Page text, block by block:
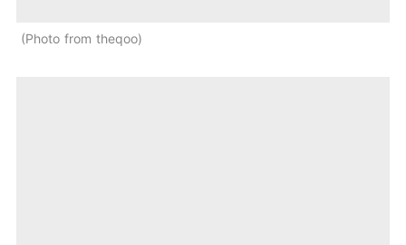
Photo from theqoo